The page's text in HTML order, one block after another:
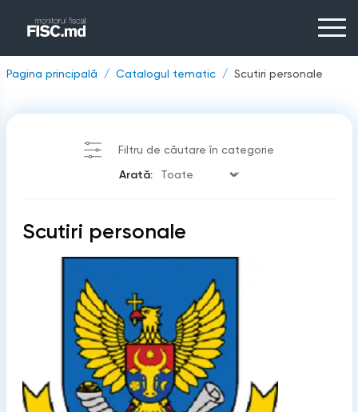
Pagina principală Catalogul tematic Scutiri personale
Filtru de căutare în categorie
Arată:
Scutiri personale